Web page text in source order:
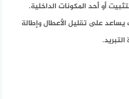
أو أحد المكونات الداخلية.
يساعد على تقليل الأعطال وإطالة